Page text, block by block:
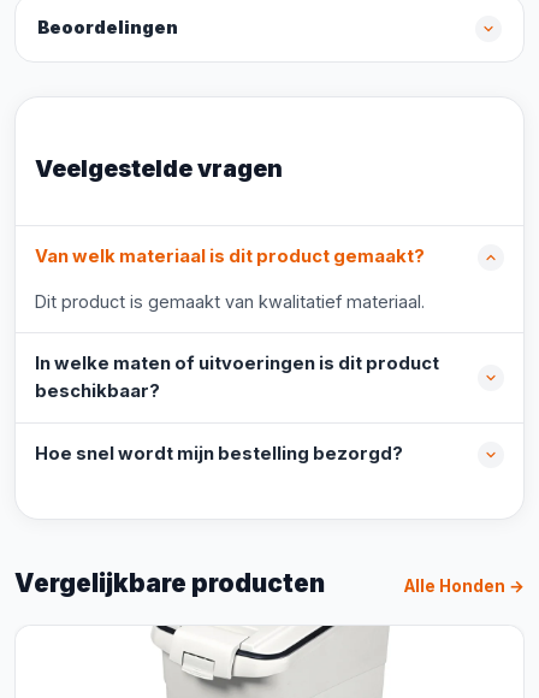
Beoordelingen
Veelgestelde vragen
Van welk materiaal is dit product gemaakt?
Dit product is gemaakt van kwalitatief materiaal.
In welke maten of uitvoeringen is dit product
beschikbaar?
Hoe snel wordt mijn bestelling bezorgd?
Vergelijkbare producten Alle Honden →